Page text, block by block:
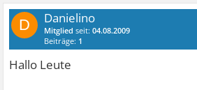
D Danielino
Mitglied seit:04.08.2009
Beiträge: 1
Hallo Leute